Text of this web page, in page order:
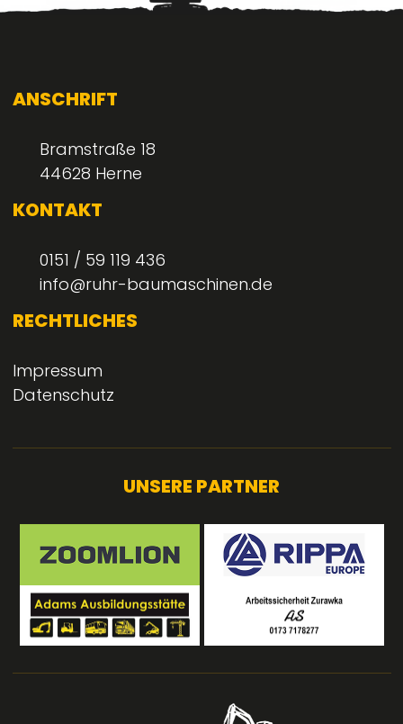
ANSCHRIFT
Bramstraße 18
44628 Herne
KONTAKT
0151 / 59 119 436
info@ruhr-baumaschinen.de
RECHTLICHES
Impressum
Datenschutz
UNSERE PARTNER